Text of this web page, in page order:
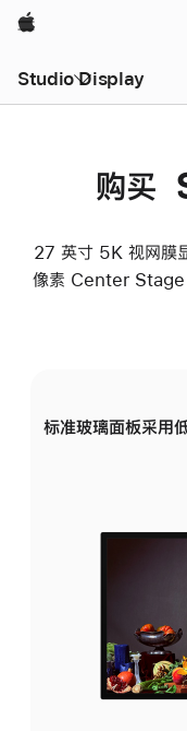
Apple
Studio Display
购买
27 英寸 5K 视网膜
像素 Center Stage
标准玻璃面板采用